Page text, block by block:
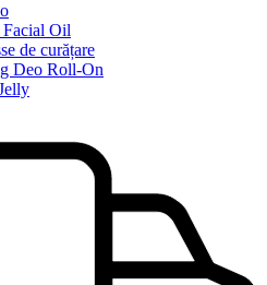
Oil
de curățare
Deo Roll-On